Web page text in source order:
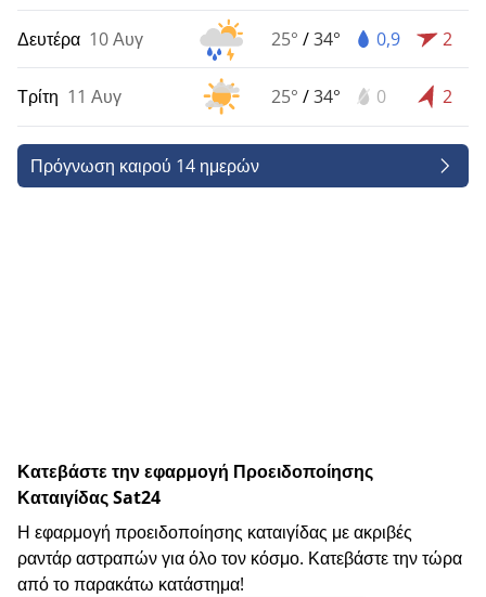
Δευτέρα 10 Αυγ 25° /34° 0,9 2
Τρίτη 11 Αυγ 25° /34° 0 2
Πρόγνωση καιρού 14 ημερών
Κατεβάστε την εφαρμογή Προειδοποίησης
Καταιγίδας Sat24
Η εφαρμογή προειδοποίησης καταιγίδας με ακριβές
ραντάρ αστραπών για όλο τον κόσμο. Κατεβάστε την τώρα
από το παρακάτω κατάστημα!